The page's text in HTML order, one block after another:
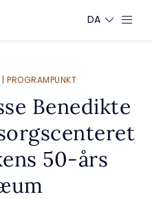
DA
PROGRAMPUNKT
Benedikte
50-års